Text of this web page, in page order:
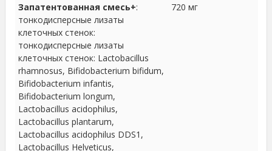
Запатентованная смесь+:
тонкодисперсные лизаты
клеточных стенок:
тонкодисперсные лизаты
клеточных стенок: Lactobacillus
rhamnosus, Bifidobacterium bifidum,
Bifidobacterium infantis,
Bifidobacterium longum,
Lactobacillus acidophilus,
Lactobacillus plantarum,
Lactobacillus acidophilus DDS1,
Lactobacillus Helveticus,
720 мг